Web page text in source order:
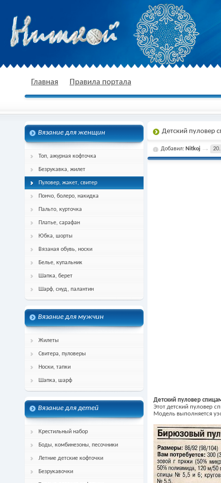
спицами, схема и описание
Главная Правила портала
Вязание для женщин
Топ, ажурная кофточка
Безрукавка, жилет
Пуловер, жакет, свитер
Пончо, болеро, накидка
Пальто, курточка
Платье, сарафан
Юбка, шорты
Вязаная обувь, носки
Белье, купальник
Шапка, берет
Шарф, снуд, палантин
Вязание для мужчин
Жилеты
Свитера, пуловеры
Носки, тапки
Шапка, шарф
Вязание для детей
Крестильный набор
Боды, комбинезоны, песочники
Летние детские кофточки
Безрукавочки
Детский пуловер
Добавил: Nitkoj
Детский пуловер
Этот детский пуловер
Модель выполняется